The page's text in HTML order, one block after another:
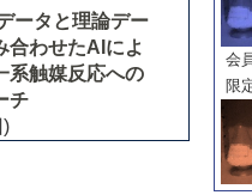
ータと理論デー
合わせたAIによ
系触媒反応への
チ
記
会
限